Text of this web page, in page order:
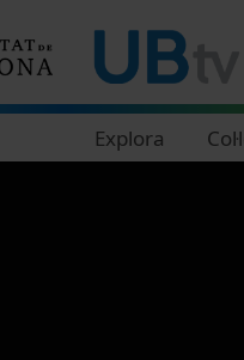
Explora